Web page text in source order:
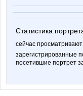
Статистика
сейчас
зарегистрированные
посетившие портрет